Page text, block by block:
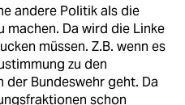
andere Politik als die
machen. Da wird die Linke
müssen. Z.B. wenn es
zu den
der Bundeswehr geht. Da
schon